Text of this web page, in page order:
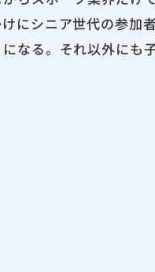
にシニア世代の参加者
なる。それ以外にも